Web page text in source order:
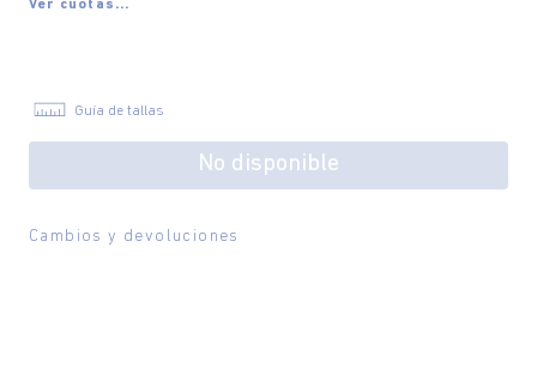
Ver cuotas...
Guía de tallas
No disponible
Cambios y devoluciones